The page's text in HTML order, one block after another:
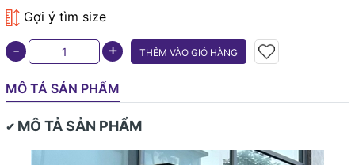
Gợi ý tìm size
- + THÊM VÀO GIỎ HÀNG
MÔ TẢ SẢN PHẨM
✔ MÔ TẢ SẢN PHẨM